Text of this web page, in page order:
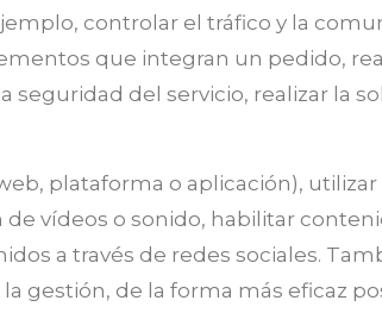
controlar el tráfico y la
que integran un pedido,
del servicio, realizar la
plataforma o aplicación), utilizar
vídeos o sonido, habilitar
a través de redes sociales.
gestión, de la forma más eficaz